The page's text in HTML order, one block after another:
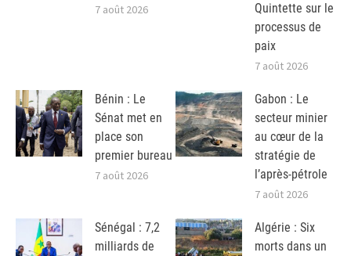
7 août 2026
Quintette sur le
processus de
paix
7 août 2026
Bénin : Le
Sénat met en
place son
premier bureau
7 août 2026
Gabon : Le
secteur minier
au cœur de la
stratégie de
l’après-pétrole
7 août 2026
Sénégal : 7,2
milliards de
Algérie : Six
morts dans un